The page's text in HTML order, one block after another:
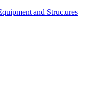
and Structures